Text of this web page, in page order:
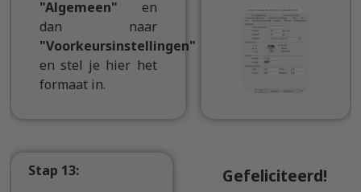
"Algemeen" en
dan naar
"Voorkeursinstellingen"
en stel je hier het
formaat in.
Stap 13:
Gefeliciteerd!